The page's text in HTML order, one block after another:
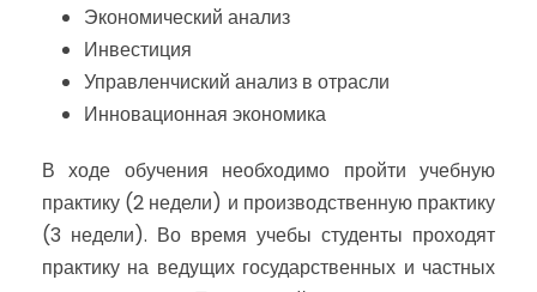
Экономический анализ
Инвестиция
Управленчиский анализ в отрасли
Инновационная экономика
В ходе обучения необходимо пройти учебную
практику (2 недели) и производственную практику
(3 недели). Во время учебы студенты проходят
практику на ведущих государственных и частных